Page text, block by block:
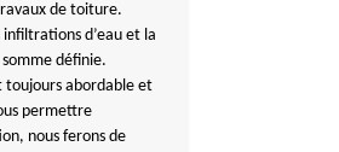
de toiture.
d’eau et la
définie.
toujours abordable et
permettre
nous ferons de